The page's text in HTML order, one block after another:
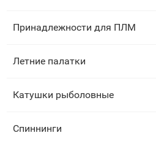
Принадлежности для ПЛМ
Летние палатки
Катушки рыболовные
Спиннинги